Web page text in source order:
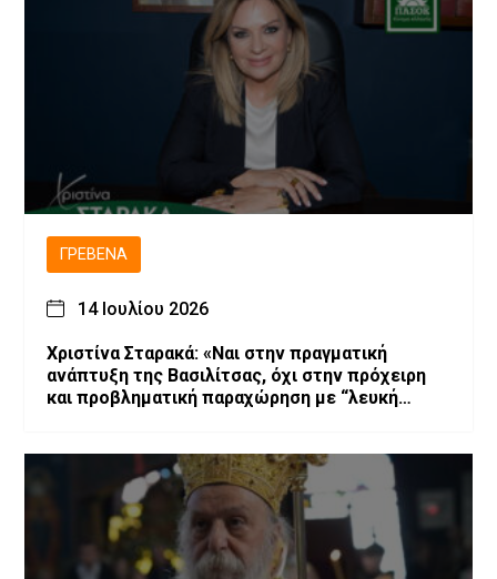
ΓΡΕΒΕΝΆ
14 Ιουλίου 2026
Χριστίνα Σταρακά: «Ναι στην πραγματική
ανάπτυξη της Βασιλίτσας, όχι στην πρόχειρη
και προβληματική παραχώρηση με “λευκή